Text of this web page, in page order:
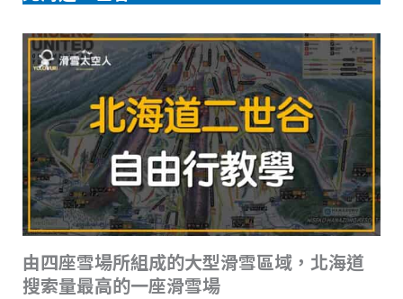
由四座雪場所組成的大型滑雪區域，北海道
搜索量最高的一座滑雪場